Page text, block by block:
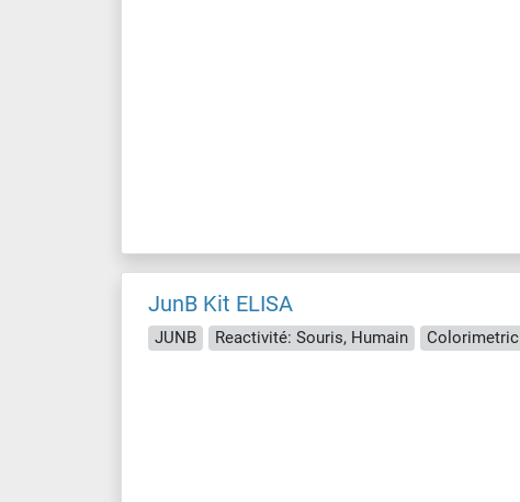
JunB Kit ELISA
JUNB Reactivité: Souris, Humain Colorimetric